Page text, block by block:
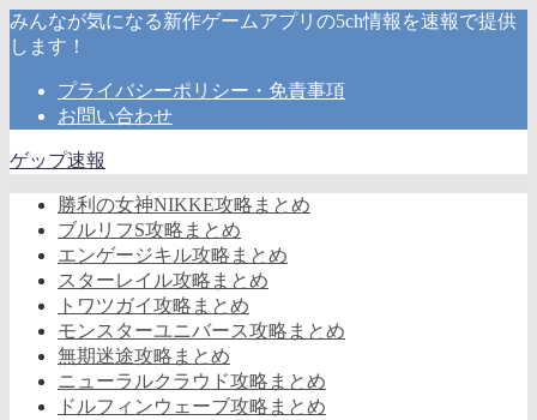
みんなが気になる新作ゲームアプリの5ch情報を速報で提供
します！
プライバシーポリシー・免責事項
お問い合わせ
ゲップ速報
勝利の女神NIKKE攻略まとめ
ブルリフS攻略まとめ
エンゲージキル攻略まとめ
スターレイル攻略まとめ
トワツガイ攻略まとめ
モンスターユニバース攻略まとめ
無期迷途攻略まとめ
ニューラルクラウド攻略まとめ
ドルフィンウェーブ攻略まとめ